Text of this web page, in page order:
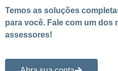
Temos as soluções
para você. Fale com um dos
assessores!